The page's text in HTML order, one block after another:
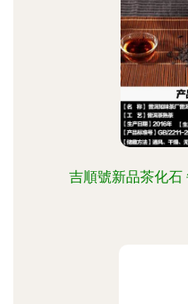
吉順號新品茶化石